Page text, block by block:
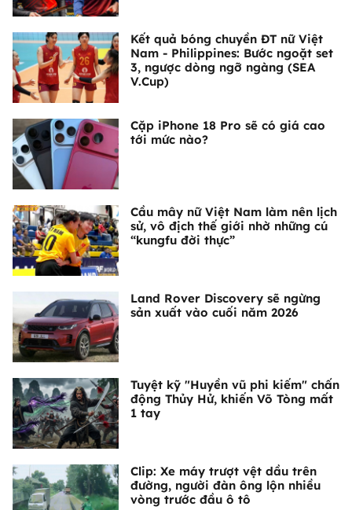
Kết quả bóng chuyền ĐT nữ Việt
Nam - Philippines: Bước ngoặt set
3, ngược dòng ngỡ ngàng (SEA
V.Cup)
Cặp iPhone 18 Pro sẽ có giá cao
tới mức nào?
Cầu mây nữ Việt Nam làm nên lịch
sử, vô địch thế giới nhờ những cú
“kungfu đời thực”
Land Rover Discovery sẽ ngừng
sản xuất vào cuối năm 2026
Tuyệt kỹ "Huyền vũ phi kiếm" chấn
động Thủy Hử, khiến Võ Tòng mất
1 tay
Clip: Xe máy trượt vệt dầu trên
đường, người đàn ông lộn nhiều
vòng trước đầu ô tô